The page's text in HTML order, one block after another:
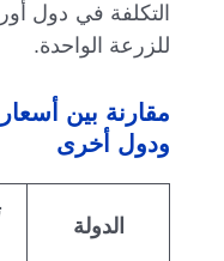
التكلفة في دول
للزرعة الواحدة.
مقارنة بين
ودول أخرى
الدولة